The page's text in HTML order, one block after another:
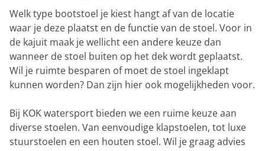
Welk type bootstoel je kiest hangt af van de locatie
waar je deze plaatst en de functie van de stoel. Voor in
de kajuit maak je wellicht een andere keuze dan
wanneer de stoel buiten op het dek wordt geplaatst.
Wil je ruimte besparen of moet de stoel ingeklapt
kunnen worden? Dan zijn hier ook mogelijkheden voor.
Bij KOK watersport bieden we een ruime keuze aan
diverse stoelen. Van eenvoudige klapstoelen, tot luxe
stuurstoelen en een houten stoel. Wil je graag advies